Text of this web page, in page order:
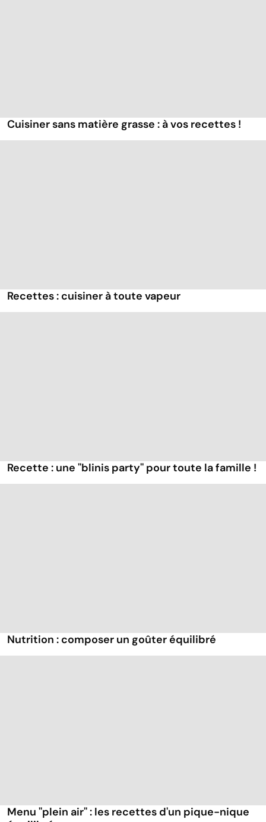
Cuisiner sans matière grasse : à vos recettes !
Recettes : cuisiner à toute vapeur
Recette : une ''blinis party'' pour toute la famille !
Nutrition : composer un goûter équilibré
Menu ''plein air'' : les recettes d'un pique-nique